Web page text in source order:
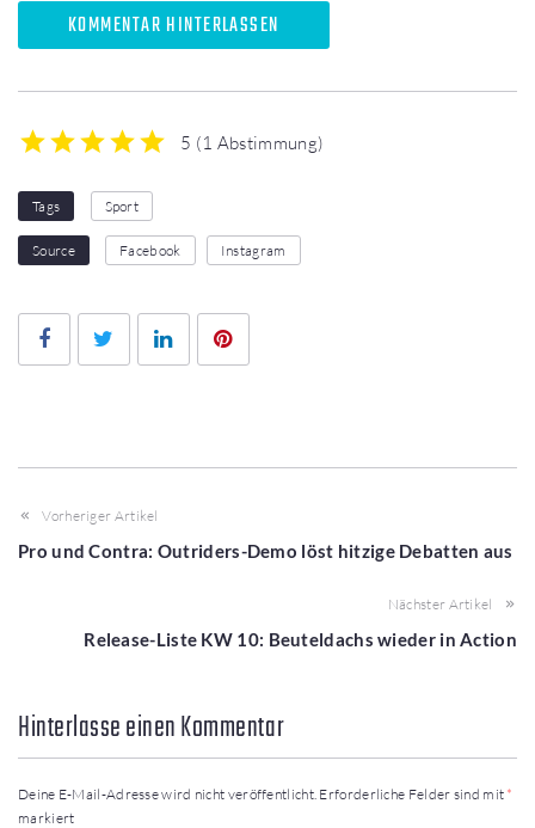
KOMMENTAR HINTERLASSEN
5 (1 Abstimmung)
Tags Sport
Source Facebook Instagram
FacebookTwitter LinkedIn
Vorheriger Artikel
Pro und Contra: Outriders-Demo löst hitzige Debatten aus
Nächster Artikel
Release-Liste KW 10: Beuteldachs wieder in Action
Hinterlasse einen Kommentar
Deine E-Mail-Adresse wird nicht veröffentlicht. Erforderliche Felder sind mit *
markiert